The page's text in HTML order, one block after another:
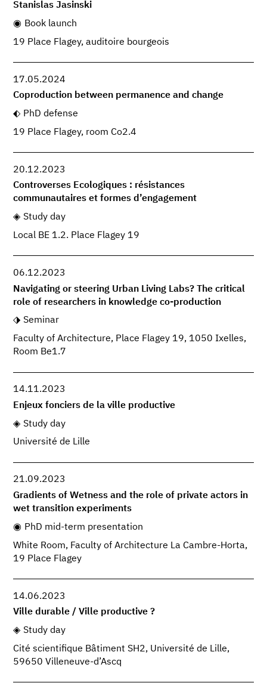
Stanislas Jasinski
Book launch
19 Place Flagey, auditoire bourgeois
17.05.2024
Coproduction between permanence and change
PhD defense
19 Place Flagey, room Co2.4
20.12.2023
Controverses Ecologiques : résistances
communautaires et formes d’engagement
Study day
Local BE 1.2. Place Flagey 19
06.12.2023
Navigating or steering Urban Living Labs? The critical
role of researchers in knowledge co-production
Seminar
Faculty of Architecture, Place Flagey 19, 1050 Ixelles,
Room Be1.7
14.11.2023
Enjeux fonciers de la ville productive
Study day
Université de Lille
21.09.2023
Gradients of Wetness and the role of private actors in
wet transition experiments
PhD mid-term presentation
White Room, Faculty of Architecture La Cambre-Horta,
19 Place Flagey
14.06.2023
Ville durable / Ville productive ?
Study day
Cité scientifique Bâtiment SH2, Université de Lille,
59650 Villeneuve-d’Ascq